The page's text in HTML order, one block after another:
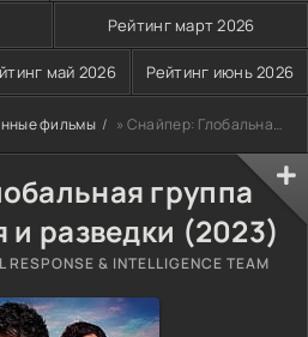
Рейтинг март 2026
май 2026 Рейтинг июнь 2026
фильмы » Снайпер: Глобальная группа реагирования и разведки (2023)
группа
и разведки (2023)
& INTELLIGENCE TEAM